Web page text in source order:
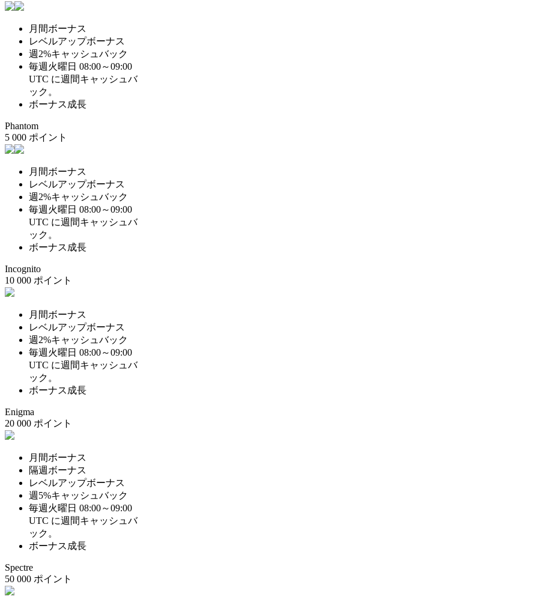
月間ボーナス
レベルアップボーナス
週2%キャッシュバック
毎週火曜日 08:00～09:00
UTC に週間キャッシュバ
ック。
ボーナス成長
Phantom
5 000 ポイント
月間ボーナス
レベルアップボーナス
週2%キャッシュバック
毎週火曜日 08:00～09:00
UTC に週間キャッシュバ
ック。
ボーナス成長
Incognito
10 000 ポイント
月間ボーナス
レベルアップボーナス
週2%キャッシュバック
毎週火曜日 08:00～09:00
UTC に週間キャッシュバ
ック。
ボーナス成長
Enigma
20 000 ポイント
月間ボーナス
隔週ボーナス
レベルアップボーナス
週5%キャッシュバック
毎週火曜日 08:00～09:00
UTC に週間キャッシュバ
ック。
ボーナス成長
Spectre
50 000 ポイント